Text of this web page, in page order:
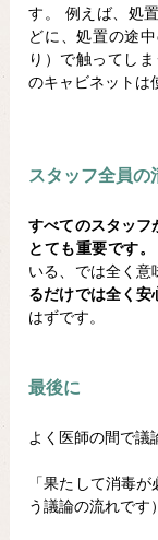
す。 例えば、処
どに、処置の途
り）で触ってし
のキャビネットは
スタッフ全員の
すべてのスタッフ
とても重要です。
いる、では全く意
るだけでは全く安
はずです。
最後に
よく医師の間で議
「果たして消毒
う議論の流れです）